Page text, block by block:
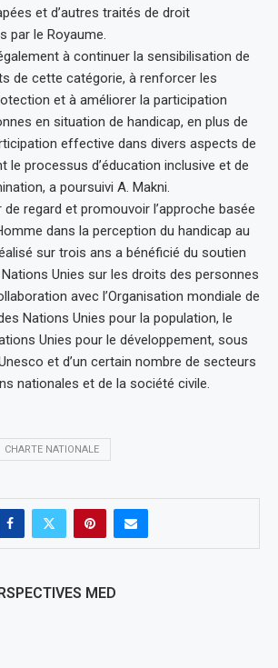
et d’autres traités de droit
par le Royaume.
à continuer la sensibilisation de
de cette catégorie, à renforcer les
et à améliorer la participation
en situation de handicap, en plus de
effective dans divers aspects de
le processus d’éducation inclusive et de
a poursuivi A. Makni.
de regard et promouvoir l’approche basée
dans la perception du handicap au
sur trois ans a bénéficié du soutien
Unies sur les droits des personnes
avec l’Organisation mondiale de
Nations Unies pour la population, le
Unies pour le développement, sous
et d’un certain nombre de secteurs
nationales et de la société civile.
CHARTE NATIONALE
MED